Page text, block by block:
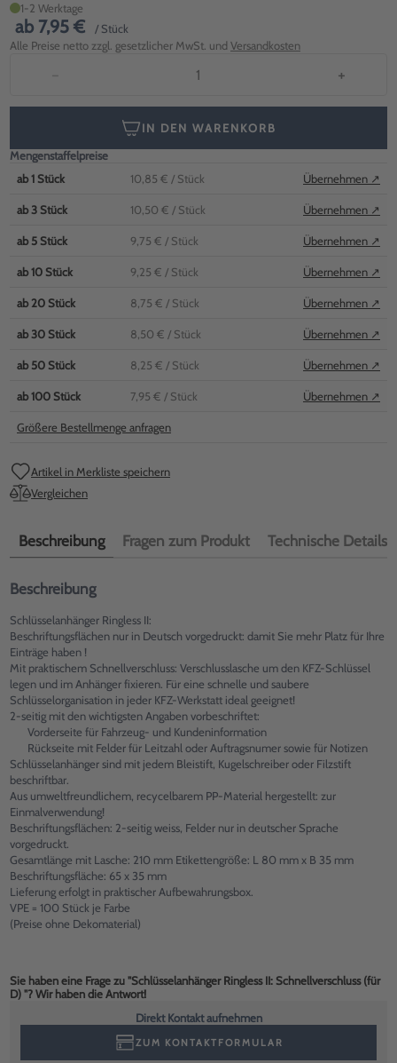
1-2 Werktage
ab 7,95 €
/ Stück
Alle Preise netto zzgl. gesetzlicher MwSt. und Versandkosten
− +
IN DEN WARENKORB
Mengenstaffelpreise
ab1 Stück 10,85 € / Stück Übernehmen ↗
ab3 Stück 10,50 € / Stück Übernehmen ↗
ab 5 Stück 9,75 € / Stück Übernehmen ↗
ab10 Stück 9,25 € / Stück Übernehmen ↗
ab 20 Stück 8,75 € / Stück Übernehmen ↗
ab30 Stück 8,50 € / Stück Übernehmen ↗
ab 50 Stück 8,25 € / Stück Übernehmen ↗
ab100 Stück 7,95 € / Stück Übernehmen ↗
Größere Bestellmenge anfragen
Artikel in Merkliste speichern
Vergleichen
Beschreibung Fragen zum Produkt Technische Details
Beschreibung
Schlüsselanhänger Ringless II:
Beschriftungsflächen nur in Deutsch vorgedruckt: damit Sie mehr Platz für Ihre
Einträge haben !
Mit praktischem Schnellverschluss: Verschlusslasche um den KFZ-Schlüssel
legen und im Anhänger fixieren. Für eine schnelle und saubere
Schlüsselorganisation in jeder KFZ-Werkstatt ideal geeignet!
2-seitig mit den wichtigsten Angaben vorbeschriftet:
Vorderseite für Fahrzeug- und Kundeninformation
Rückseite mit Felder für Leitzahl oder Auftragsnumer sowie für Notizen
Schlüsselanhänger sind mit jedem Bleistift, Kugelschreiber oder Filzstift
beschriftbar.
Aus umweltfreundlichem, recycelbarem PP-Material hergestellt: zur
Einmalverwendung!
Beschriftungsflächen: 2-seitig weiss, Felder nur in deutscher Sprache
vorgedruckt.
Gesamtlänge mit Lasche: 210 mm Etikettengröße: L 80 mm x B 35 mm
Beschriftungsfläche: 65 x 35 mm
Lieferung erfolgt in praktischer Aufbewahrungsbox.
VPE = 100 Stück je Farbe
(Preise ohne Dekomaterial)
Sie haben eine Frage zu "Schlüsselanhänger Ringless II: Schnellverschluss (für
D) "? Wir haben die Antwort!
Direkt Kontakt aufnehmen
ZUM KONTAKTFORMULAR